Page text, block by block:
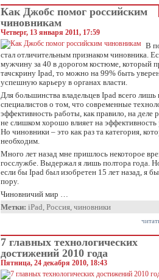
Как Джобс помог российским
чиновникам
Четверг, 13 января 2011, 17:59
В
стал отличительным признаком чиновника.
мужчину за 40 в дорогом костюме, который
тачскрину Ipad, то можно на 99% быть
успешную карьеру в органах власти.
Для большинства владельцев Ipad всего
специалистов о том, что современные
эффективность работы, как правило, на деле
не слишком хорошо влияет на эффективность
Но чиновники – это как раз та категория,
необходим.
Много лет назад мне пришлось некоторое
госслужбе. Выдержал я лишь полтора года.
если бы Ipad был изобретен 15 лет назад, я
пору.
Чиновничий мир …
Метки: iPad, Россия, чиновники
7 главных технологических
достижений 2010 года
Пятница, 24 декабря 2010, 18:43